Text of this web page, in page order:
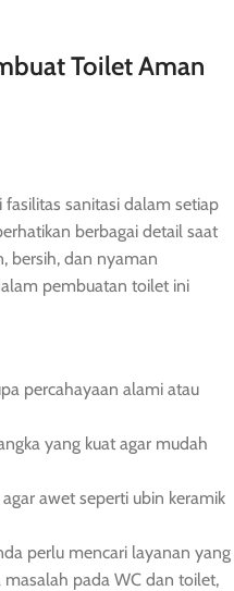
Toilet Aman
sanitasi dalam setiap
berbagai detail saat
bersih, dan nyaman
pembuatan toilet ini
percahayaan alami atau
yang kuat agar mudah
awet seperti ubin keramik
perlu mencari layanan yang
pada WC dan toilet,